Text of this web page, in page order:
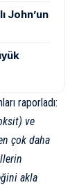
John’un
raporladı:
ve
çok daha
akla